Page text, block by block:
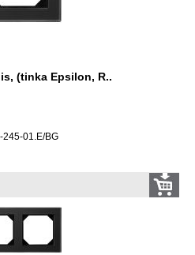
(tinka Epsilon, R..
245-01.E/BG